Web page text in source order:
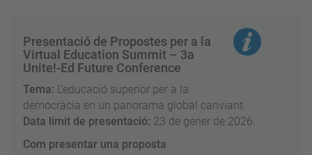
Presentació de Propostes per a la
Virtual Education Summit – 3a
Unite!-Ed Future Conference
Tema: L’educació superior per a la
democràcia en un panorama global canviant.
Data límit de presentació: 23 de gener de 2026.
Com presentar una proposta